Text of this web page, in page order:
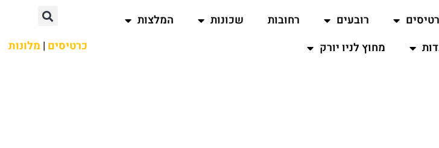
רובעים רחובות שכונות
המלצות
מחוץ לניו יורק כרטיסים | מלונות